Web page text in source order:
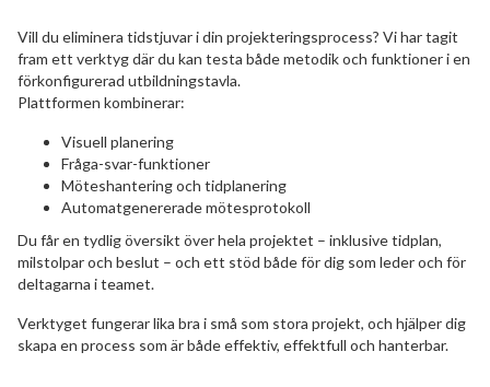
Vill du eliminera tidstjuvar i din projekteringsprocess? Vi har tagit
fram ett verktyg där du kan testa både metodik och funktioner i en
förkonfigurerad utbildningstavla.
Plattformen kombinerar:
Visuell planering
Fråga-svar-funktioner
Möteshantering och tidplanering
Automatgenererade mötesprotokoll
Du får en tydlig översikt över hela projektet – inklusive tidplan,
milstolpar och beslut – och ett stöd både för dig som leder och för
deltagarna i teamet.
Verktyget fungerar lika bra i små som stora projekt, och hjälper dig
skapa en process som är både effektiv, effektfull och hanterbar.